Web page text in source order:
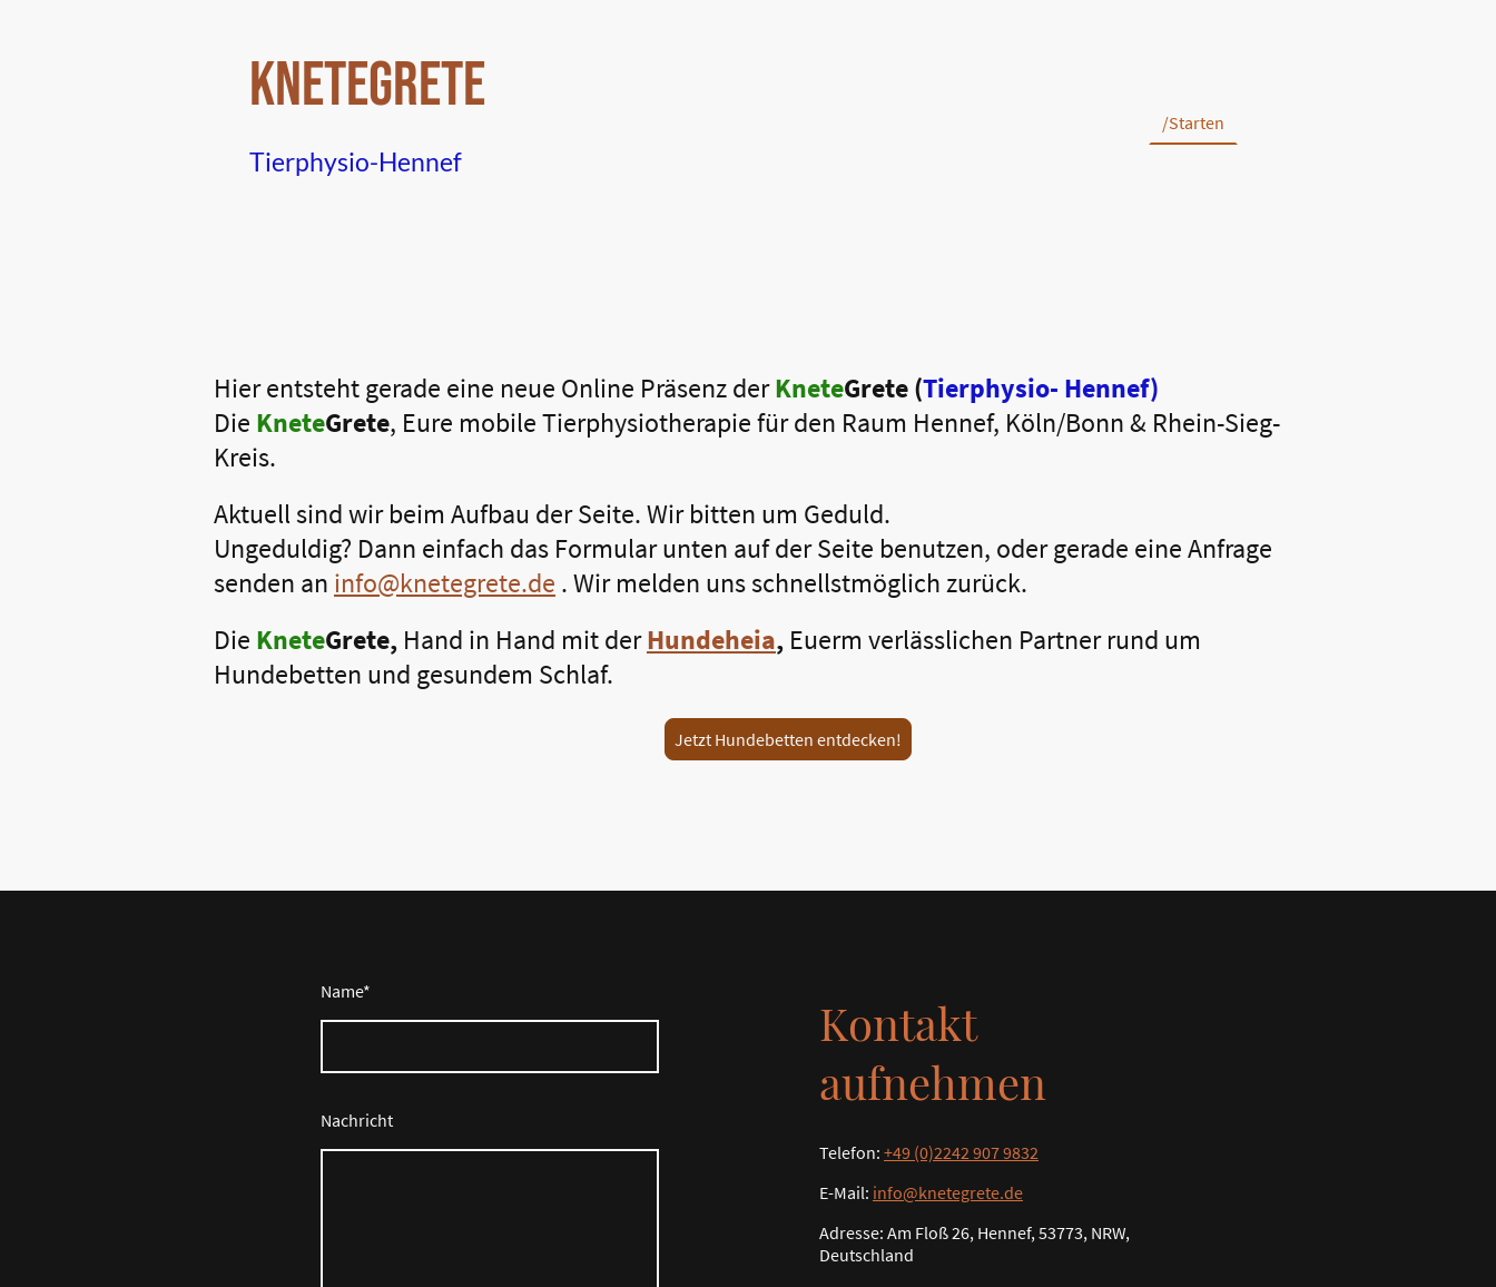
KneteGrete
Tierphysio-Hennef
/Starten
Hier entsteht gerade eine neue Online Präsenz derKneteGrete (Tierphysio- Hennef)
Die KneteGrete, Eure mobileTierphysiotherapie für den Raum Hennef, Köln/Bonn & Rhein-Sieg-
Kreis.
Aktuell sind wir beim Aufbau der Seite. Wir bitten um Geduld.
Ungeduldig? Dann einfach das Formular unten auf der Seite benutzen, oder gerade eine Anfrage
senden an info@knetegrete.de . Wir melden uns schnellstmöglich zurück.
Die KneteGrete, Hand in Hand mit derHundeheia, Euerm verlässlichen Partner rund um
Hundebetten und gesundem Schlaf.
Jetzt Hundebetten entdecken!
Name*
Nachricht
Kontakt
aufnehmen
Telefon: +49 (0)2242 907 9832
E-Mail: info@knetegrete.de
Adresse: Am Floß 26, Hennef, 53773, NRW,
Deutschland